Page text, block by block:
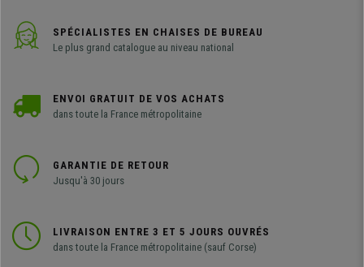
SPÉCIALISTES EN CHAISES DE BUREAU
Le plus grand catalogue au niveau national
ENVOI GRATUIT DE VOS ACHATS
dans toute la France métropolitaine
GARANTIE DE RETOUR
Jusqu'à 30 jours
LIVRAISON ENTRE 3 ET 5 JOURS OUVRÉS
dans toute la France métropolitaine (sauf Corse)